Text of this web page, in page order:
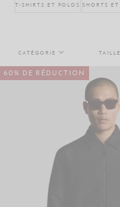
T-SHIRTS ET POLOS SHORTS
CATÉGORIE TAILLE
60% DE RÉDUCTION